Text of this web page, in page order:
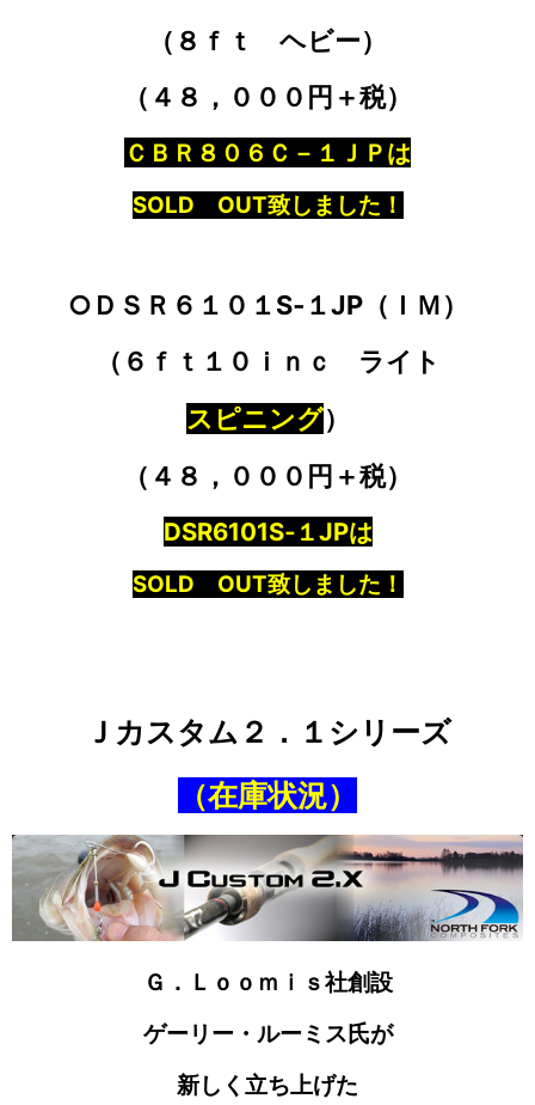
（８ｆｔ ヘビー）
（４８，０００円＋税）
ＣＢＲ８０６Ｃ－１ＪＰ は
SOLD OUT致しました！
○ＤＳＲ６１０１S‐１JP（ＩＭ）
（６ｆｔ１０ｉｎｃ ライト
スピニング）
（４８，０００円＋税）
DSR6101S‐１JPは
SOLD OUT致しました！
Ｊカスタム２．１シリーズ
（在庫状況）
Ｇ．Ｌｏｏｍｉｓ社創設
ゲーリー・ルーミス氏が
新しく立ち上げた